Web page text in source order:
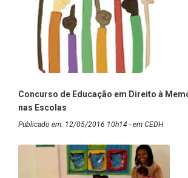
Concurso de Educação em Direito à
nas Escolas
Publicado em: 12/05/2016 10h14 - em CEDH